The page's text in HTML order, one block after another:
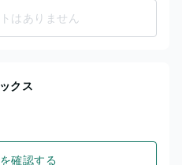
はありません
クス
確認する